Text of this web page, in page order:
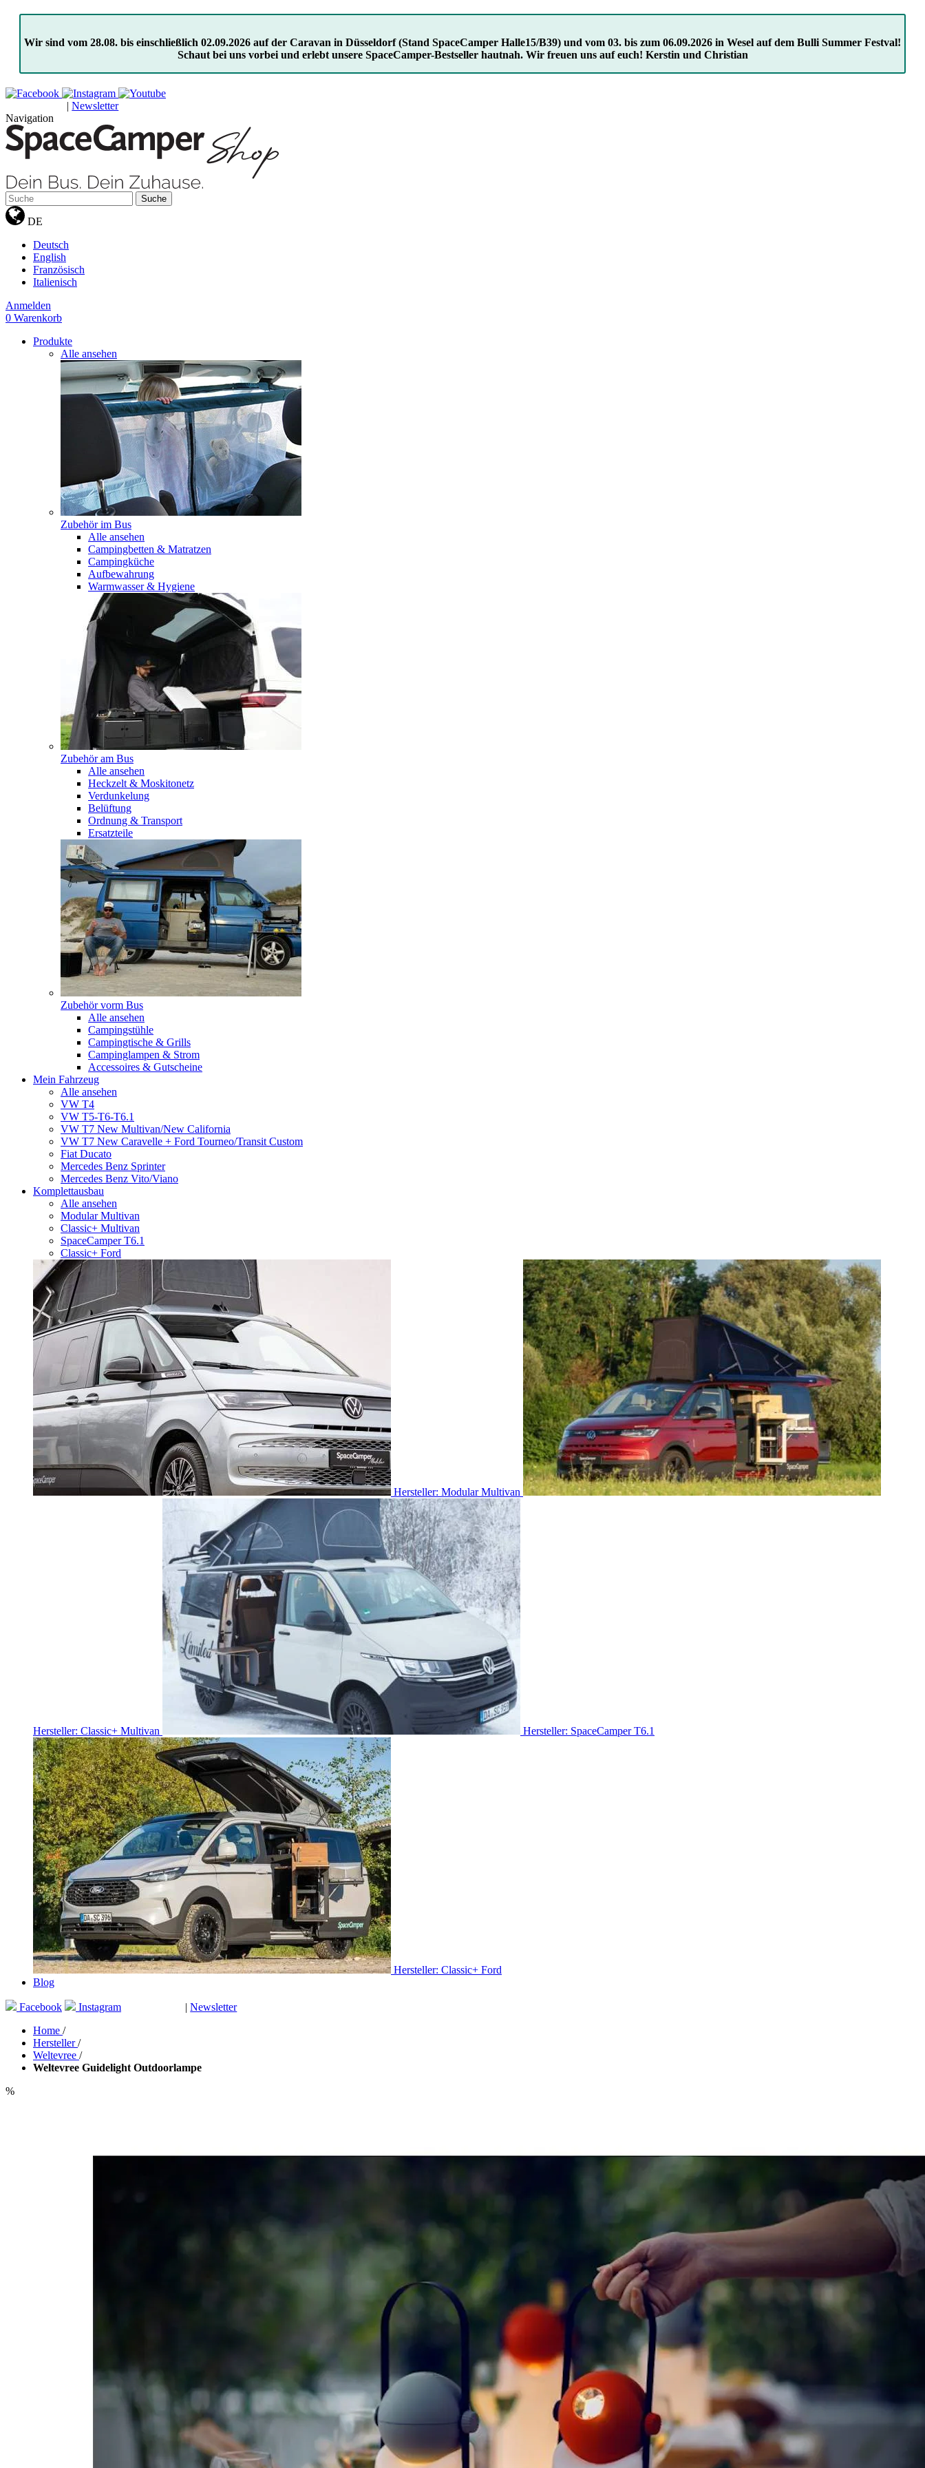
Wir sind vom 28.08. bis einschließlich 02.09.2026 auf der Caravan in Düsseldorf (Stand SpaceCamper Halle15/B39) und vom 03. bis zum 06.09.2026 in Wesel auf dem Bulli Summer Festval!
Schaut bei uns vorbei und erlebt unsere SpaceCamper-Bestseller hautnah. Wir freuen uns auf euch! Kerstin und Christian
| Newsletter
Navigation
Suche
DE
Deutsch
English
Französisch
Italienisch
Anmelden
0 Warenkorb
Produkte
Alle ansehen
Zubehör im Bus
Alle ansehen
Campingbetten & Matratzen
Campingküche
Aufbewahrung
Warmwasser & Hygiene
Zubehör am Bus
Alle ansehen
Heckzelt & Moskitonetz
Verdunkelung
Belüftung
Ordnung & Transport
Ersatzteile
Zubehör vorm Bus
Alle ansehen
Campingstühle
Campingtische & Grills
Campinglampen & Strom
Accessoires & Gutscheine
Mein Fahrzeug
Alle ansehen
VW T4
VW T5-T6-T6.1
VW T7 New Multivan/New California
VW T7 New Caravelle + Ford Tourneo/Transit Custom
Fiat Ducato
Mercedes Benz Sprinter
Mercedes Benz Vito/Viano
Komplettausbau
Alle ansehen
Modular Multivan
Classic+ Multivan
SpaceCamper T6.1
Classic+ Ford
Hersteller: Modular Multivan
Hersteller: Classic+ Multivan Hersteller: SpaceCamper T6.1
Hersteller: Classic+ Ford
Blog
Facebook Instagram | Newsletter
Home /
Hersteller/
Weltevree /
Weltevree Guidelight Outdoorlampe
%